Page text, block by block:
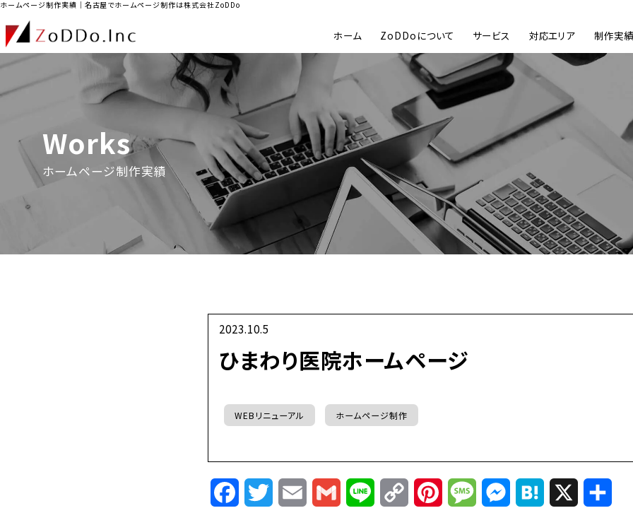
ホームページ制作実績｜名古屋でホームページ制作は株式会社ZoDDo
ホーム ZoDDoについて サービス 対応エリア 制作実績
Works
ホームページ制作実績
2023.10.5
ひまわり医院ホームページ
WEBリニューアル ホームページ制作
FacebookTwitterEmail Gmail Line
Copy
Link
PinterestMessageMessenger
Hatena